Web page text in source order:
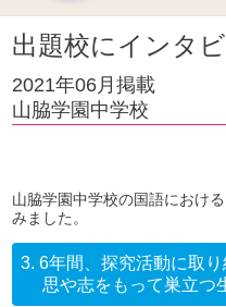
出題校にインタビ
2021年06月掲載
山脇学園中学校
山脇学園中学校の国語におけ
みました。
3. 6年間、探究活動に取
思や志をもって巣立つ